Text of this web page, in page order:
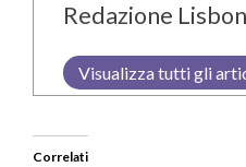
Redazione
Visualizza tutti gli
Correlati